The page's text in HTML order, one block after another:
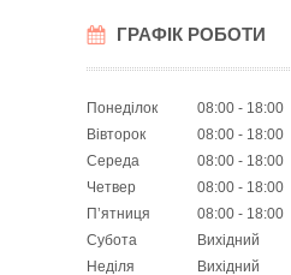
ГРАФІК РОБОТИ
Понеділок 08:00
18:00
Вівторок
08:00
18:00
Середа
08:00
18:00
Четвер
08:00
18:00
Пʼятниця
08:00
18:00
Субота
Вихідний
Неділя
Вихідний